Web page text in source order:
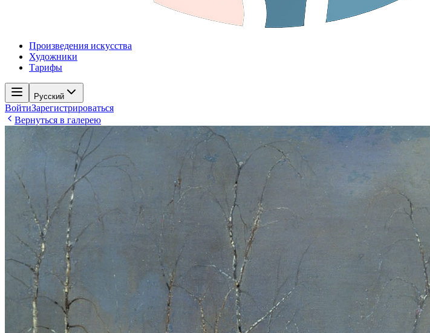
Произведения искусства
Художники
Тарифы
Русский
ВойтиЗарегистрироваться
Вернуться в галерею